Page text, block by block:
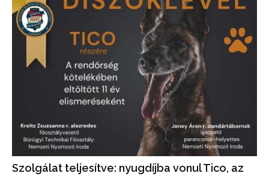
Szolgálat teljesítve: nyugdíjba vonul Tico, az